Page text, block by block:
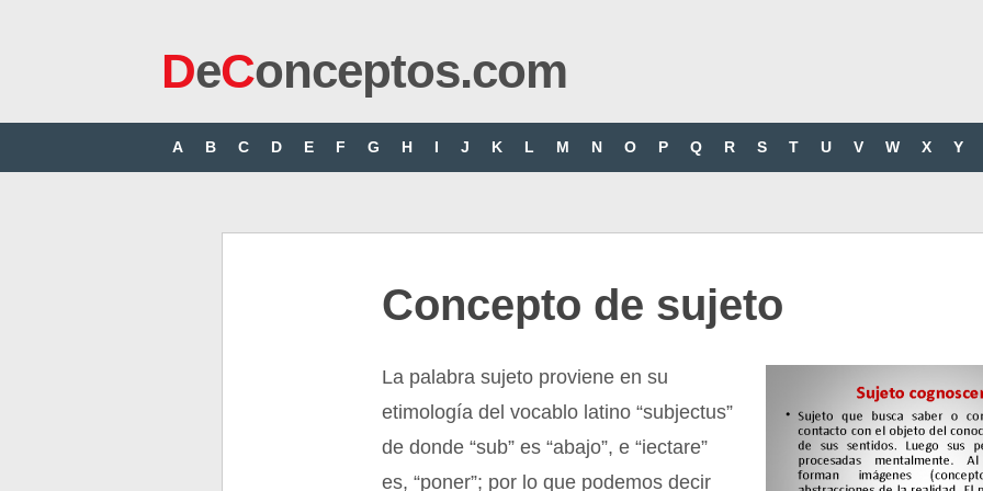
DeConceptos.com
A B C D E F G H I J K L M N O P Q R S T U V W X Y
Concepto de sujeto
La palabra sujeto proviene en su
etimología del vocablo latino “subjectus”
de donde “sub” es “abajo”, e “iectare”
es, “poner”; por lo que podemos decir